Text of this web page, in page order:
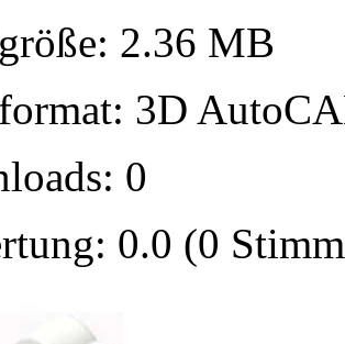
2.36 MB
3D
0
0.0 (0